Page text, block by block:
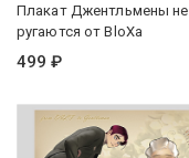
Плакат Джентльмены не
ругаются от BloXa
499 ₽